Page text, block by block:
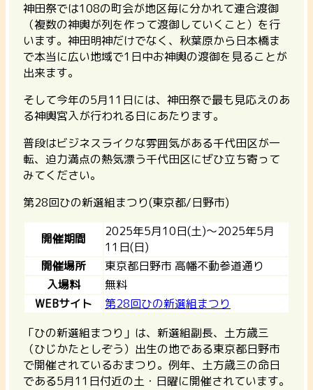
神田祭では108の町会が地区毎に分かれて連合渡御
（複数の神輿が列を作って渡御していくこと）を行
います。神田明神だけでなく、秋葉原から日本橋ま
で本当に広い地域で1日中お神輿の渡御を見ることが
出来ます。
そして今年の5月11日には、神田祭で最も見応えのあ
る神輿宮入が行われる日にあたります。
普段はビジネスライクな雰囲気がある千代田区が一
転、迫力満点の熱気漂う千代田区にぜひ立ち寄って
みてください。
第28回ひの新選組まつり(東京都/日野市)
開催期間
2025年5月10日(土)～2025年5月
11日(日)
開催場所
東京都日野市 高幡不動参道通り
入場料
無料
WEBサイト
第28回ひの新選組まつり
「ひの新選組まつり」は、新選組副長、土方歳三
（ひじかたとしぞう）出生の地である東京都日野市
で開催されているおまつり。例年、土方歳三の命日
である5月11日付近の土・日曜に開催されています。